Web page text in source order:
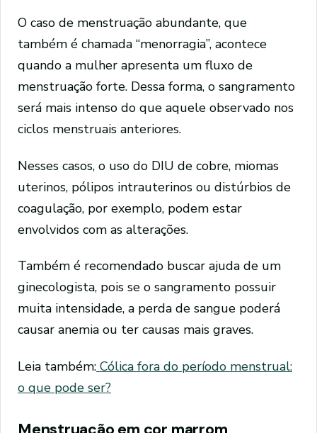
O caso de menstruação abundante, que
também é chamada “menorragia”, acontece
quando a mulher apresenta um fluxo de
menstruação forte. Dessa forma, o sangramento
será mais intenso do que aquele observado nos
ciclos menstruais anteriores.
Nesses casos, o uso do DIU de cobre, miomas
uterinos, pólipos intrauterinos ou distúrbios de
coagulação, por exemplo, podem estar
envolvidos com as alterações.
Também é recomendado buscar ajuda de um
ginecologista, pois se o sangramento possuir
muita intensidade, a perda de sangue poderá
causar anemia ou ter causas mais graves.
Leia também: Cólica fora do período menstrual:
o que pode ser?